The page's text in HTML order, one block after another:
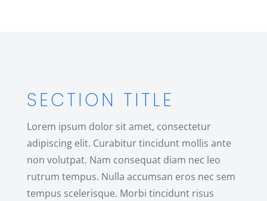
SECTION TITLE
Lorem ipsum dolor sit amet, consectetur
adipiscing elit. Curabitur tincidunt mollis ante
non volutpat. Nam consequat diam nec leo
rutrum tempus. Nulla accumsan eros nec sem
tempus scelerisque. Morbi tincidunt risus